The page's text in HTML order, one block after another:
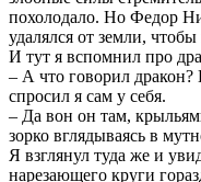
похолодало. Но Федор
удалялся от земли,
И тут я вспомнил про
– А что говорил дракон?
спросил я сам у себя.
– Да вон он там,
зорко вглядываясь в
Я взглянул туда же и
нарезающего круги